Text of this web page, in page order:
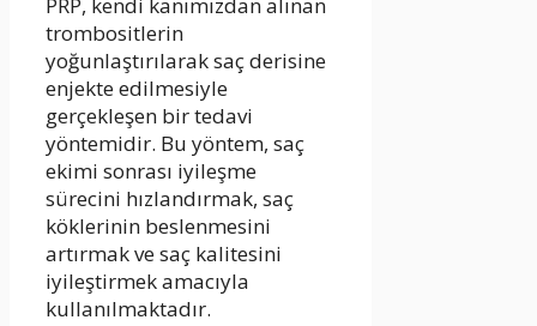
PRP, kendi kanımızdan alınan
trombositlerin
yoğunlaştırılarak saç derisine
enjekte edilmesiyle
gerçekleşen bir tedavi
yöntemidir. Bu yöntem, saç
ekimi sonrası iyileşme
sürecini hızlandırmak, saç
köklerinin beslenmesini
artırmak ve saç kalitesini
iyileştirmek amacıyla
kullanılmaktadır.